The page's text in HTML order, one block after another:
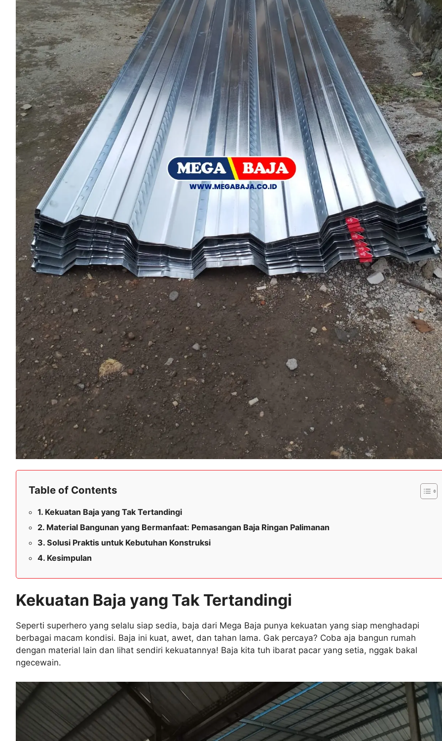
Table of Contents
Kekuatan Baja yang Tak Tertandingi
Material Bangunan yang Bermanfaat: Pemasangan Baja Ringan Palimanan
Solusi Praktis untuk Kebutuhan Konstruksi
Kesimpulan
Kekuatan Baja yang Tak Tertandingi
Seperti superhero yang selalu siap sedia, baja dari Mega Baja punya kekuatan yang siap menghadapi
berbagai macam kondisi. Baja ini kuat, awet, dan tahan lama. Gak percaya? Coba aja bangun rumah
dengan material lain dan lihat sendiri kekuatannya! Baja kita tuh ibarat pacar yang setia, nggak bakal
ngecewain.